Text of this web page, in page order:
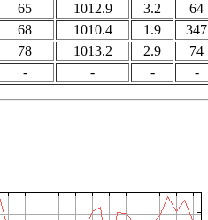
65 1012.9 3.2
64
68 1010.4 1.9
347
78 1013.2 2.9
74
- - - -